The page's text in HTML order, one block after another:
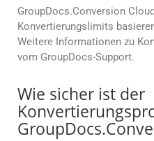
GroupDocs.Conversion
Konvertierungslimits
Weitere Informationen zu
vom GroupDocs-Support.
Wie sicher ist der